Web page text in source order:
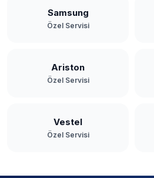
Samsung
Özel Servisi
Ariston
Özel Servisi
Vestel
Özel Servisi